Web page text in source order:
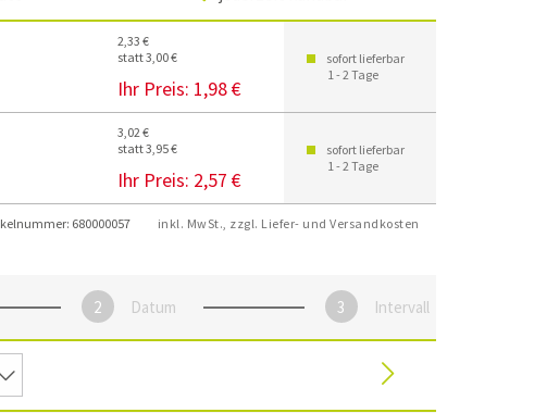
statt 3,00 €
2,33 €
Ihr Preis: 1,98 €
sofort lieferbar
1 - 2 Tage
statt 3,95 €
3,02 €
Ihr Preis: 2,57 €
sofort lieferbar
1 - 2 Tage
680000057 inkl. MwSt., zzgl. Liefer- und Versandkosten
Datum Intervall